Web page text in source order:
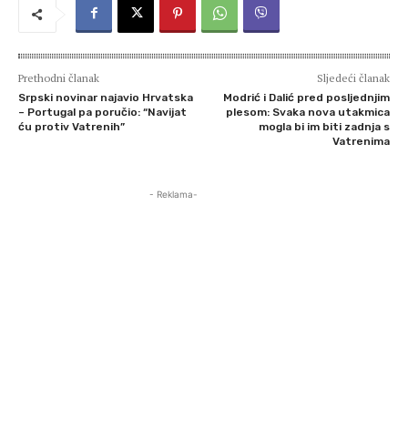
Prethodni članak
Srpski novinar najavio Hrvatska
– Portugal pa poručio: “Navijat
ću protiv Vatrenih”
Sljedeći članak
Modrić i Dalić pred posljednjim
plesom: Svaka nova utakmica
mogla bi im biti zadnja s
Vatrenima
- Reklama-